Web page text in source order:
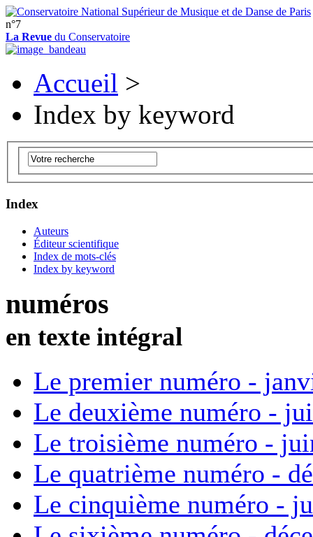
n°7
La Revue du Conservatoire
Accueil >
Index by keyword
Index
Auteurs
Éditeur scientifique
Index de mots-clés
Index by keyword
numéros
en texte intégral
Le premier numéro -
Le deuxième numéro -
Le troisième numéro -
Le quatrième numéro -
Le cinquième numéro -